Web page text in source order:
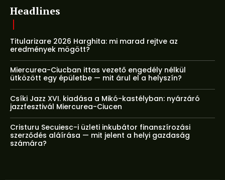
Headlines
Titularizare 2026 Harghita: mi marad rejtve az
eredmények mögött?
Miercurea-Ciucban ittas vezető engedély nélkül
ütközött egy épületbe — mit árul el a helyszín?
Csíki Jazz XVI. kiadása a Mikó-kastélyban: nyárzáró
jazzfesztivál Miercurea-Ciucen
Cristuru Secuiesc-i üzleti inkubátor finanszírozási
szerződés aláírása — mit jelent a helyi gazdaság
számára?